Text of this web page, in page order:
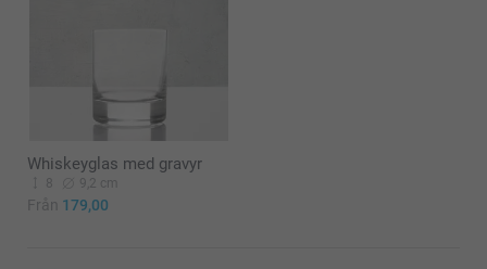
Whiskeyglas med gravyr
8 9,2 cm
Från 179,00